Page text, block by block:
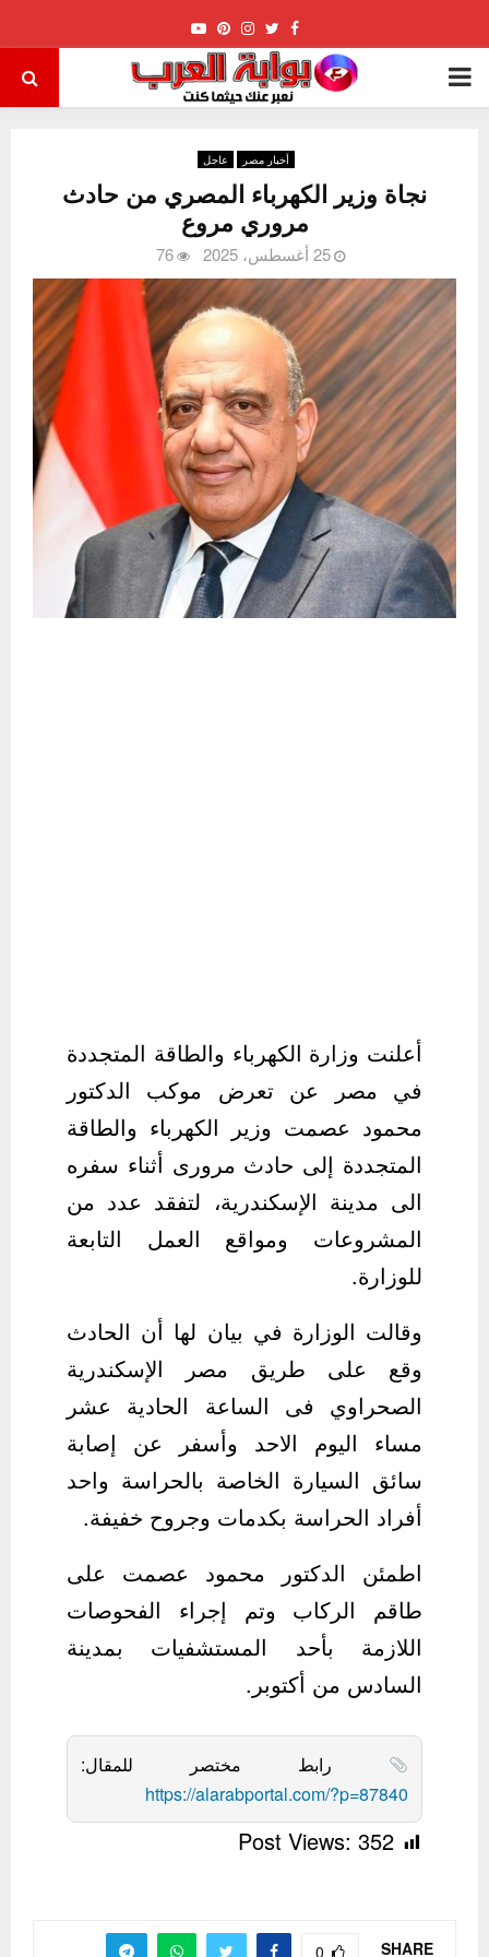
Facebook
Twitter
Instagram
Pinterest
Youtube
PRIMARY
أخبار مصر عاجل
نجاة وزير الكهرباء المصري من حادث
مروري مروع
25 أغسطس، 2025 76
أعلنت وزارة الكهرباء والطاقة المتجددة
في مصر عن تعرض موكب الدكتور
محمود عصمت وزير الكهرباء والطاقة
المتجددة إلى حادث مرورى أثناء سفره
الى مدينة الإسكندرية، لتفقد عدد من
المشروعات ومواقع العمل التابعة
للوزارة.
وقالت الوزارة في بيان لها أن الحادث
وقع على طريق مصر الإسكندرية
الصحراوي فى الساعة الحادية عشر
مساء اليوم الاحد وأسفر عن إصابة
سائق السيارة الخاصة بالحراسة واحد
أفراد الحراسة بكدمات وجروح خفيفة.
اطمئن الدكتور محمود عصمت على
طاقم الركاب وتم إجراء الفحوصات
اللازمة بأحد المستشفيات بمدينة
السادس من أكتوبر.
رابط مختصر للمقال:
https://alarabportal.com/?p=87840
Post Views: 352
SHARE
0